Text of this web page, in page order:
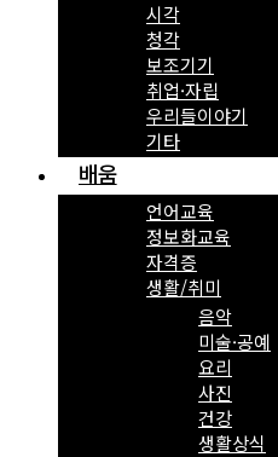
시각
청각
보조기기
취업·자립
우리들이야기
기타
배움
언어교육
정보화교육
자격증
생활/취미
음악
미술·공예
요리
사진
건강
생활상식